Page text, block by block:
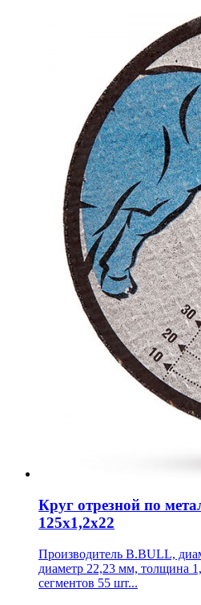
Круг отрезной по
125х1,2х22
Производитель B.BULL,
диаметр 22,23 мм, толщина
сегментов 55 шт...